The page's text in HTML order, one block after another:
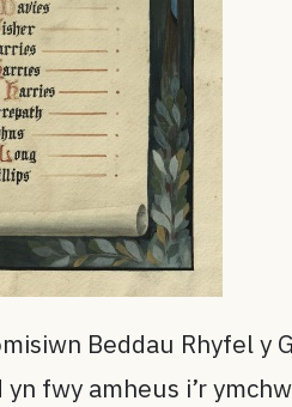
Beddau Rhyfel y
fwy amheus i’r